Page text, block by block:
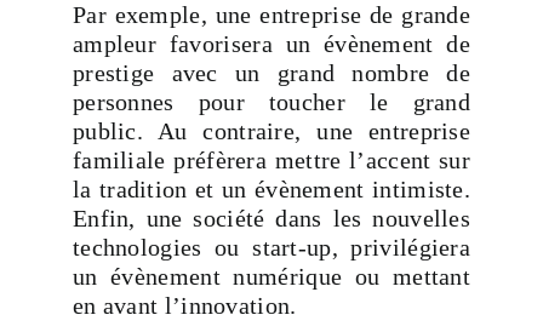
Par exemple, une entreprise de grande
ampleur favorisera un évènement de
prestige avec un grand nombre de
personnes pour toucher le grand
public. Au contraire, une entreprise
familiale préfèrera mettre l’accent sur
la tradition et un évènement intimiste.
Enfin, une société dans les nouvelles
technologies ou start-up, privilégiera
un évènement numérique ou mettant
en avant l’innovation.